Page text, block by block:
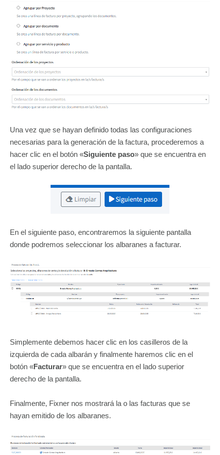
Una vez que se hayan definido todas las configuraciones
necesarias para la generación de la factura, procederemos a
hacer clic en el botón «Siguiente paso» que se encuentra en
el lado superior derecho de la pantalla.
En el siguiente paso, encontraremos la siguiente pantalla
donde podremos seleccionar los albaranes a facturar.
Simplemente debemos hacer clic en los casilleros de la
izquierda de cada albarán y finalmente haremos clic en el
botón «Facturar» que se encuentra en el lado superior
derecho de la pantalla.
Finalmente, Fixner nos mostrará la o las facturas que se
hayan emitido de los albaranes.